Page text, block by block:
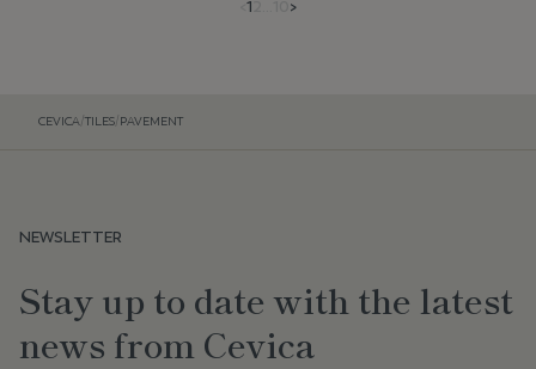
1 >
CEVICA/TILES/PAVEMENT
NEWSLETTER
Stay up to date with the latest
news from Cevica